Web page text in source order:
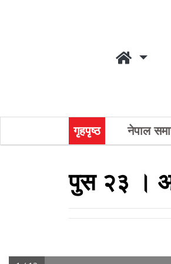
गृहपृष्ठ नेपाल
पुस २३ ।